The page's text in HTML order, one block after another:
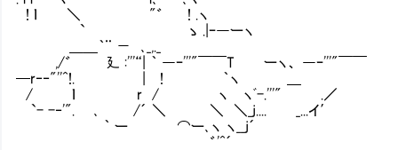
! ｌ ＼ "゛ ! .ヽ
` ゝ .|ｰ―ーヽ
＿＿｀¨ － ､_,._
,/゛ 廴 :'''“| ｀ ―ｰ'''"￣￣T ーヽ、 ―ｰ'''"￣￣
─r‐‐"''^!. | ! ｀ヽ ＿
/ ｌ r / ヽ ヽﾞ-.'''" .／
`- -‐'". ､ /´ ＼ ＼ ＼_j.... _...イ′
｀ ー ⌒ー､ヽ ヽ__j´
゛'^´